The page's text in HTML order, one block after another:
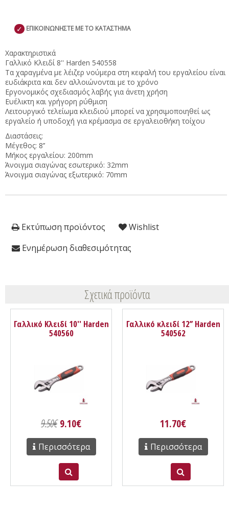
✓ ΕΠΙΚΟΙΝΩΝΗΣΤΕ ΜΕ ΤΟ ΚΑΤΑΣΤΗΜΑ
Χαρακτηριστικά
Γαλλικό Κλειδί 8'' Harden 540558
Τα χαραγμένα με λέιζερ νούμερα στη κεφαλή του εργαλείου είναι
ευδιάκριτα και δεν αλλοιώνονται με το χρόνο
Εργονομικός σχεδιασμός λαβής για άνετη χρήση
Ευέλικτη και γρήγορη ρύθμιση
Λειτουργικό τελείωμα κλειδιού μπορεί να χρησιμοποιηθεί ως
εργαλείο ή υποδοχή για κρέμασμα σε εργαλειοθήκη τοίχου
Διαστάσεις:
Μέγεθος: 8’’
Μήκος εργαλείου: 200mm
Άνοιγμα σιαγώνας εσωτερικό: 32mm
Άνοιγμα σιαγώνας εξωτερικό: 70mm
Εκτύπωση προϊόντος
Wishlist
Ενημέρωση διαθεσιμότητας
Σχετικά προϊόντα
Γαλλικό Κλειδί 10'' Harden
540560
9.50€9.10€
Περισσότερα
Γαλλικό κλειδί 12’’ Harden
540562
11.70€
Περισσότερα